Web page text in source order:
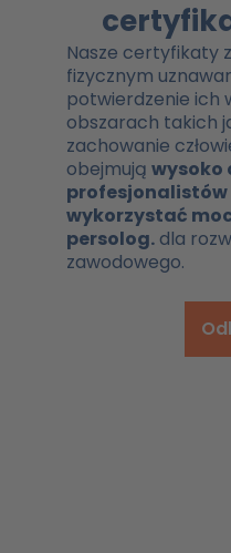
Nasze certyfikaty
fizycznym
potwierdzenie ich
obszarach takich
zachowanie
obejmują wysoko
wykorzystać
persolog. dla
zawodowego.